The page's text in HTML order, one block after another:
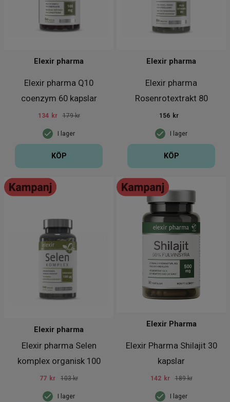
Elexir pharma Q10
coenzym 60 kapslar
Elexir pharma
I lager
134 kr 179 kr
KÖP
Elexir pharma
Rosenrotextrakt 80
tabletter
Elexir pharma
I lager
156 kr
KÖP
Elexir pharma Selen
komplex organisk 100
kapslar
Elexir pharma
I lager
77 kr 103 kr
Elexir Pharma Shilajit 30
kapslar
Elexir Pharma
I lager
142 kr 189 kr